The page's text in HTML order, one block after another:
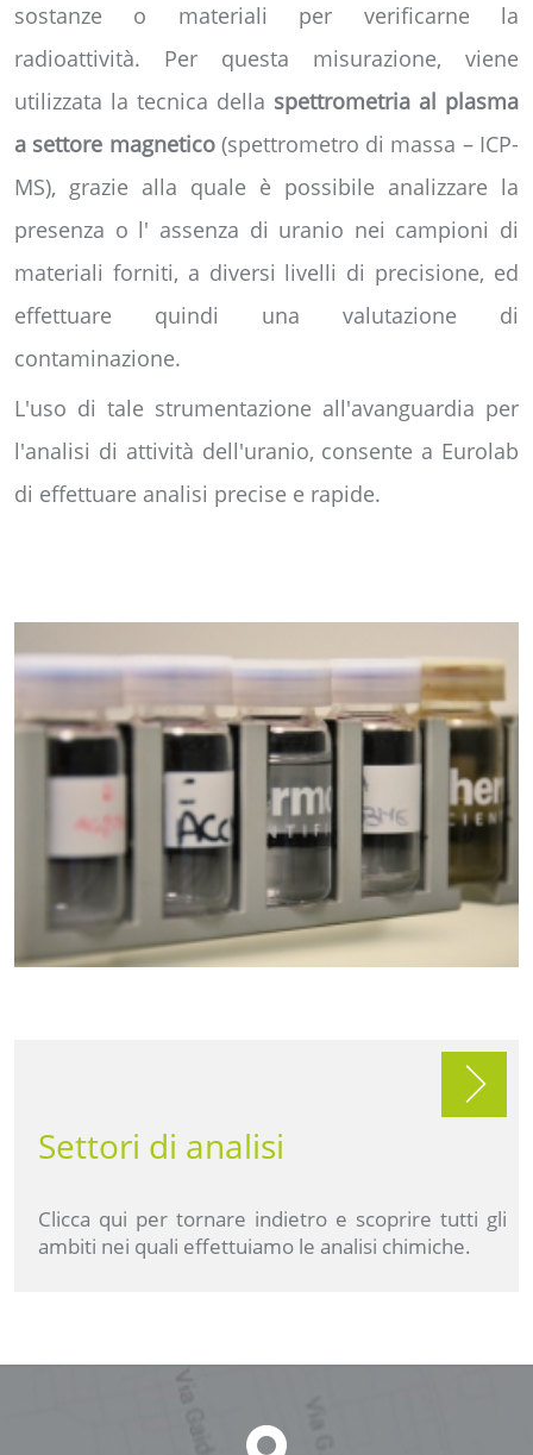
sostanze o materiali per verificarne la
radioattività. Per questa misurazione, viene
utilizzata la tecnica della spettrometria al plasma
a settore magnetico (spettrometro di massa – ICP-
MS), grazie alla quale è possibile analizzare la
presenza o l' assenza di uranio nei campioni di
materiali forniti, a diversi livelli di precisione, ed
effettuare quindi una valutazione di
contaminazione.
L'uso di tale strumentazione all'avanguardia per
l'analisi di attività dell'uranio, consente a Eurolab
di effettuare analisi precise e rapide.
Settori di analisi
Clicca qui per tornare indietro e scoprire tutti gli
ambiti nei quali effettuiamo le analisi chimiche.